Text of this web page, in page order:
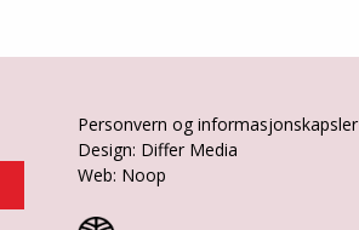
Personvern og informasjonskapsler
Design: Differ Media
Web: Noop